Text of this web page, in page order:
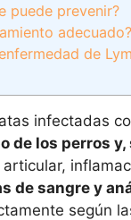
puede prevenir?
adecuado?
de
infectadas
de los perros
de sangre y
según